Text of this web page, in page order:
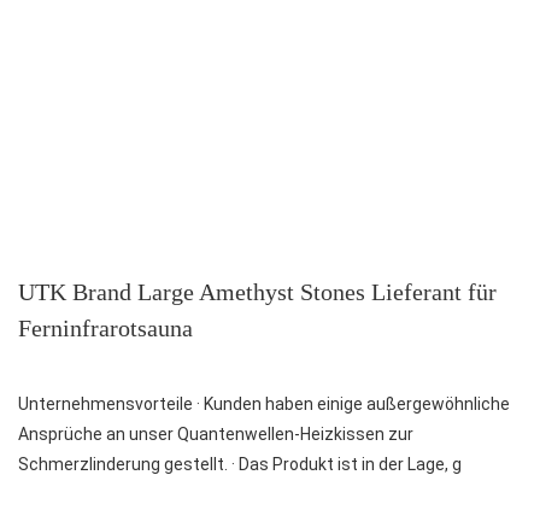
UTK Brand Large Amethyst Stones Lieferant für
Ferninfrarotsauna
Unternehmensvorteile · Kunden haben einige außergewöhnliche
Ansprüche an unser Quantenwellen-Heizkissen zur
Schmerzlinderung gestellt. · Das Produkt ist in der Lage, g